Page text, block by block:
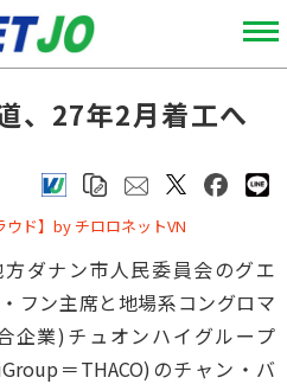
、27年2月着工へ
ウド】by チロロネットVN
ダナン市人民委員会のグエ
フン主席と地場系コングロマ
企業)チュオンハイグループ
＝THACO)のチャン・バ